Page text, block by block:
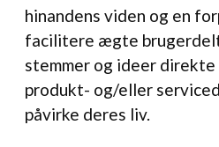
hinandens viden og en
facilitere ægte
stemmer og ideer
produkt- og/eller
påvirke deres liv.